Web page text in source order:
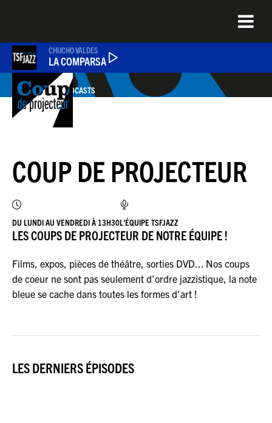
principal
ÉMISSIONS
QUEL ÉTAIT CE TITRE ?
JAZZENDA
JEU DU JOUR
CHUCHO VALDES
LA COMPARSA
TOUS LES PODCASTS
COUP DE PROJECTEUR
DU LUNDI AU VENDREDI À 13H30L'ÉQUIPE TSFJAZZ
LES COUPS DE PROJECTEUR DE NOTRE ÉQUIPE !
Films, expos, pièces de théâtre, sorties DVD... Nos coups
de coeur ne sont pas seulement d'ordre jazzistique, la note
bleue se cache dans toutes les formes d'art !
LES DERNIERS ÉPISODES